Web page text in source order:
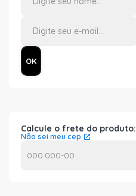
Calcule o frete do produto:
Não sei meu cep